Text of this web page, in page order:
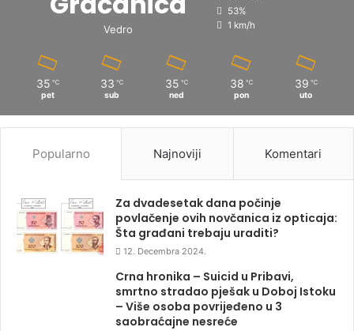
Vedro
53%
1 km/h
35 ℃
pet
33 ℃
sub
35 ℃
ned
38 ℃
pon
39 ℃
uto
Popularno Najnoviji Komentari
Za dvadesetak dana počinje
povlačenje ovih novčanica iz opticaja:
Šta građani trebaju uraditi?
12. Decembra 2024.
Crna hronika – Suicid u Pribavi,
smrtno stradao pješak u Doboj Istoku
– Više osoba povrijeđeno u 3
saobraćajne nesreće